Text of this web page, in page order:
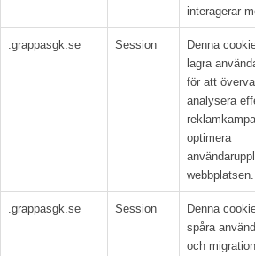
interagerar
.grappasgk.se Session
Denna
lagra
för att
analysera
optimera
webbplatsen.
.grappasgk.se Session
Denna
spåra
och